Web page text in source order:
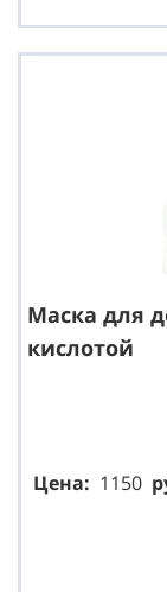
Маска для
кислотой
Цена: 1150 р